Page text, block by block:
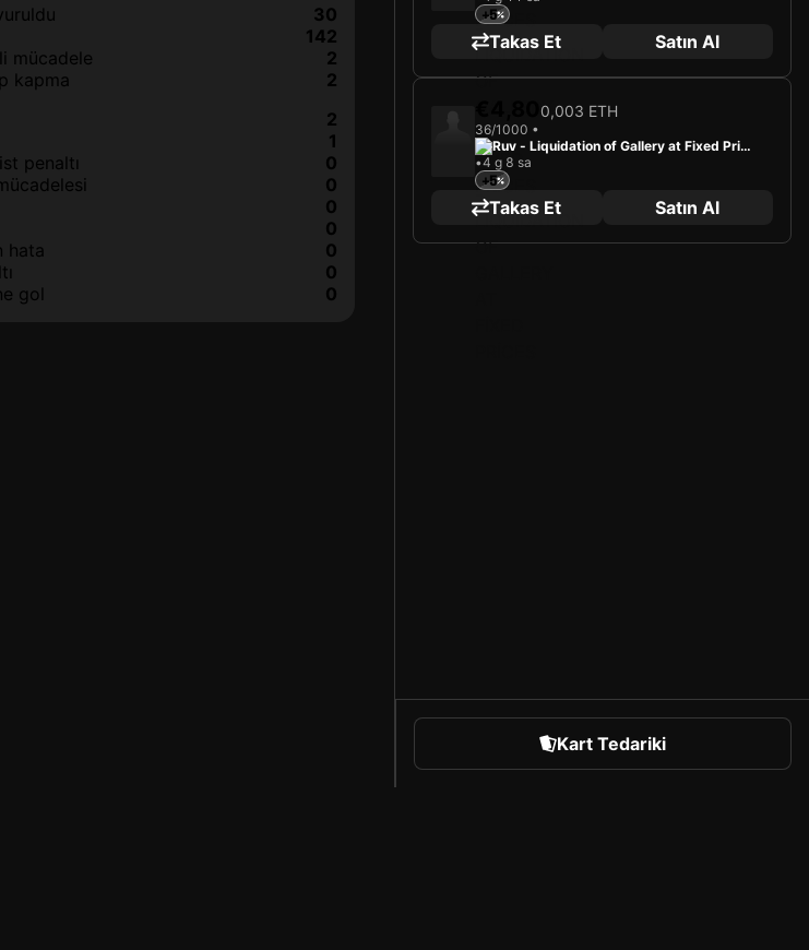
30
142
mücadele
2
kapma
2
2
1
penaltı
0
0
0
0
hata
0
0
gol
0
+5
Takas Et Satın Al
0,003 ETH
36/1000 •
Ruv - Liquidation of Gallery at Fixed Price
s
•4 g 8 sa
+5
Takas Et Satın Al
Kart Tedariki